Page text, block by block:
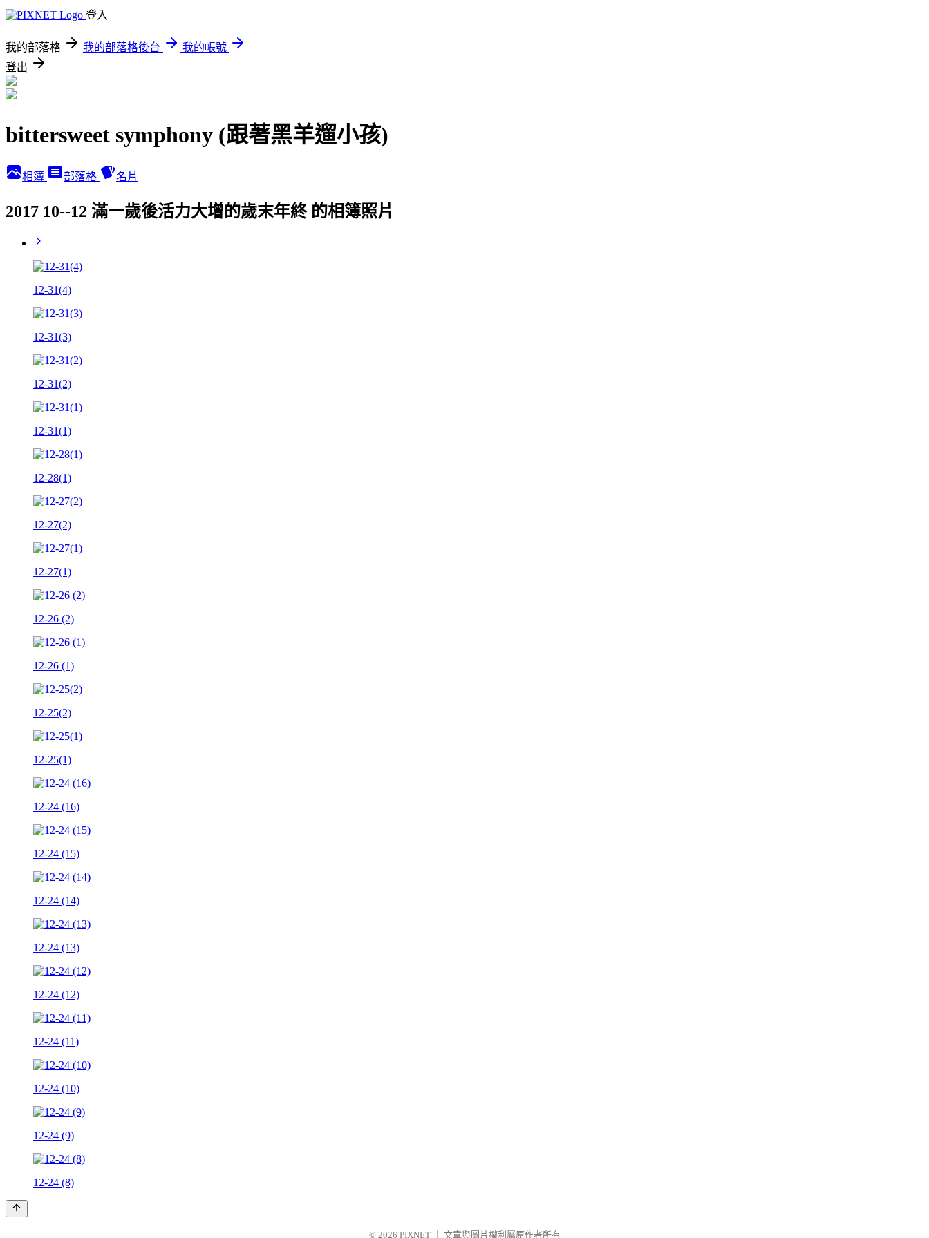
登入
我的部落格 我的部落格後台
我的帳號
登出
bittersweet symphony (跟著黑羊遛小孩)
相簿 部落格 名片
2017 10--12 滿一歲後活力大增的歲末年終 的相簿照片
12-31(4)
12-31(3)
12-31(2)
12-31(1)
12-28(1)
12-27(2)
12-27(1)
12-26 (2)
12-26 (1)
12-25(2)
12-25(1)
12-24 (16)
12-24 (15)
12-24 (14)
12-24 (13)
12-24 (12)
12-24 (11)
12-24 (10)
12-24 (9)
12-24 (8)
© 2026 PIXNET 文章與圖片權利屬原作者所有